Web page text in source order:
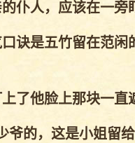
仆人，应该在一旁
诀是五竹留在范闲
了他脸上那块一直
的，这是小姐留